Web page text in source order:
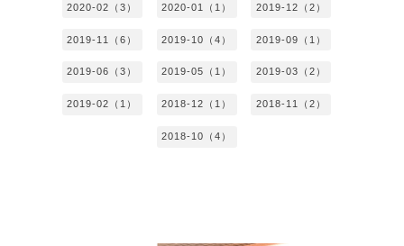
2020-02（3） 2020-01（1） 2019-12（2）
2019-11（6） 2019-10（4） 2019-09（1）
2019-06（3） 2019-05（1） 2019-03（2）
2019-02（1） 2018-12（1） 2018-11（2）
2018-10（4）